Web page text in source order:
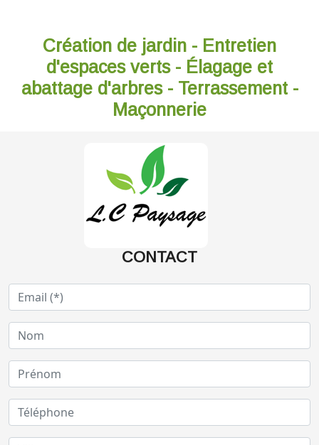
Création de jardin - Entretien
d'espaces verts - Élagage et
abattage d'arbres - Terrassement -
Maçonnerie
CONTACT